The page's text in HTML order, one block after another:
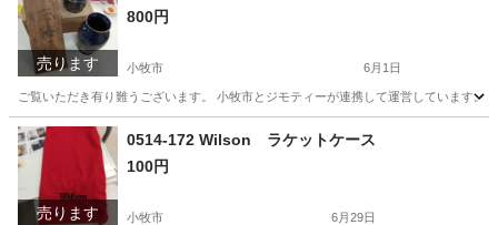
売ります
800円
小牧市 6月1日
ご覧いただき有り難うございます。 小牧市とジモティーが連携して運営していま
愛知 小牧市
売ります
0514-172 Wilson ラケットケース
100円
小牧市 6月29日